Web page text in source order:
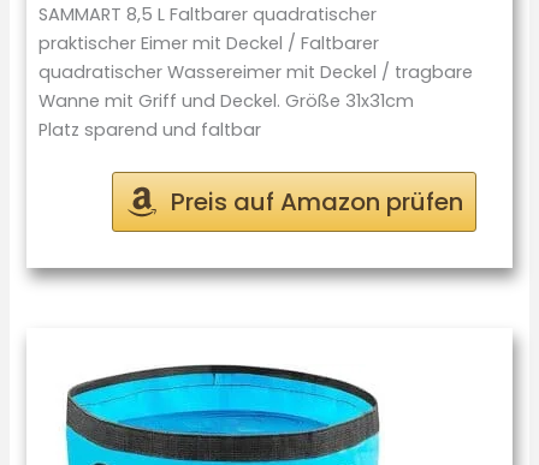
SAMMART 8,5 L Faltbarer quadratischer
praktischer Eimer mit Deckel / Faltbarer
quadratischer Wassereimer mit Deckel / tragbare
Wanne mit Griff und Deckel. Größe 31x31cm
Platz sparend und faltbar
Preis auf Amazon prüfen